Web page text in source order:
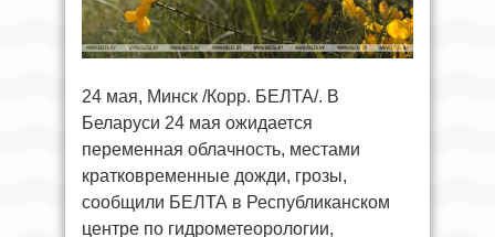
24 мая, Минск /Корр. БЕЛТА/. В
Беларуси 24 мая ожидается
переменная облачность, местами
кратковременные дожди, грозы,
сообщили БЕЛТА в Республиканском
центре по гидрометеорологии,